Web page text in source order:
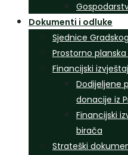
Dokumenti i odluke
Sjednice
Prostorno
Financijski
Dodijeljene
donacije iz
Financijski
birača
Strateški